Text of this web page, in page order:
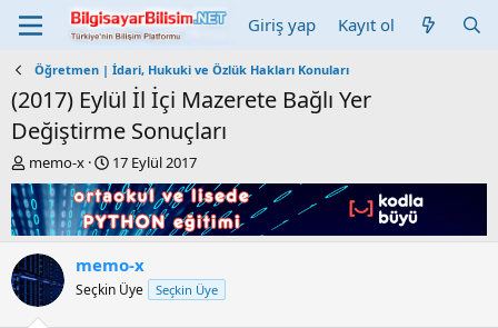
Giriş yap Kayıt ol
Öğretmen | İdari, Hukuki ve Özlük Hakları Konuları
(2017) Eylül İl İçi Mazerete Bağlı Yer
Değiştirme Sonuçları
K
o
n
b
u
y
u
b
a
memo-x
B
a
ş
l
a
n
ı
17 Eylül 2017
memo-x
Seçkin Üye Seçkin Üye